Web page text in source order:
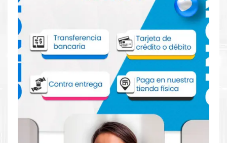
Comprar TONER SHARP MX-561NT para
impresora 364 2630
Aprovecha nuestra experiencia y atención para adquirir tus
productos. Tenemos promociones todos los dias. Escríbenos o
visítanos hoy para encontrar la solución perfecta para tu
impresora
(palabra clave) para impresoras
(impresoras).
Dónde comprar TONER para impresora
SHARP 364 2630 en Lima o para provincia